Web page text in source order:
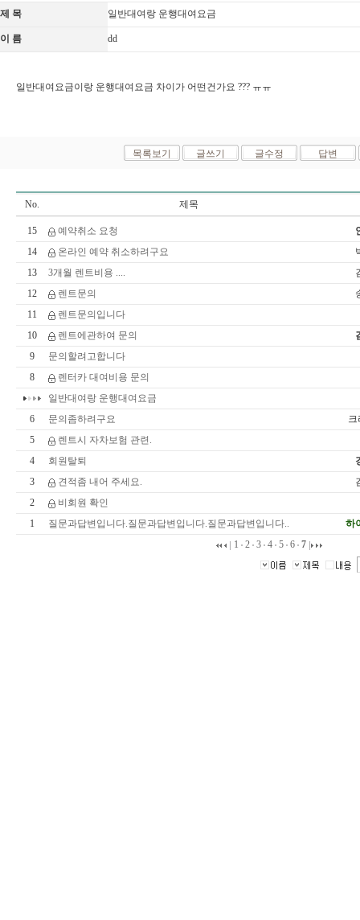
제 목 일반대여랑 운행대여요금
이 름 dd
일반대여요금이랑 운행대여요금 차이가 어떤건가요 ??? ㅠㅠ
No. 제목
15 예약취소 요청
14
온라인 예약 취소하려구요
13
3개월 렌트비용 ....
12
렌트문의
11
렌트문의입니다
10
렌트에관하여 문의
9
문의할려고합니다
8
렌터카 대여비용 문의
일반대여랑 운행대여요금
6
문의좀하려구요
크
5
렌트시 자차보험 관련.
4
회원탈퇴
3
견적좀 내어 주세요.
2
비회원 확인
1
질문과답변입니다.질문과답변입니다.질문과답변입니다..
하
1
2 3 4 5 6 7